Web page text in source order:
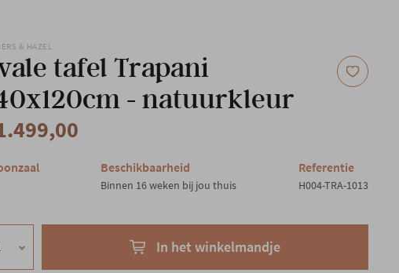
& HAZEL
tafel Trapani
- natuurkleur
Beschikbaarheid
Binnen 16 weken bij jou thuis
Referentie
H004-TRA-1013
In het winkelmandje